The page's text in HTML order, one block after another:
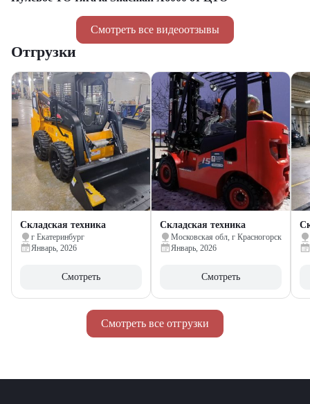
Смотреть все видеоотзывы
Смотреть все отгрузки
Отгрузки
Складская техника
г Екатеринбург
Январь, 2026
Смотреть
Складская техника
Московская обл, г Красногорск
Январь, 2026
Смотреть